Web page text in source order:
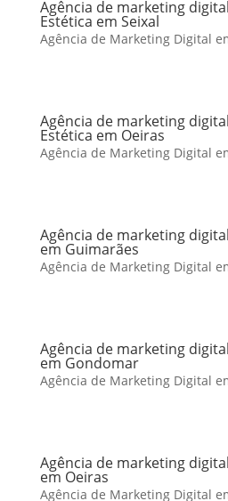
Agência de marketing
Estética em Seixal
Agência de Marketing Digital
Agência de marketing
Estética em Oeiras
Agência de Marketing Digital
Agência de marketing
em Guimarães
Agência de Marketing Digital
Agência de marketing
em Gondomar
Agência de Marketing Digital
Agência de marketing
em Oeiras
Agência de Marketing Digital